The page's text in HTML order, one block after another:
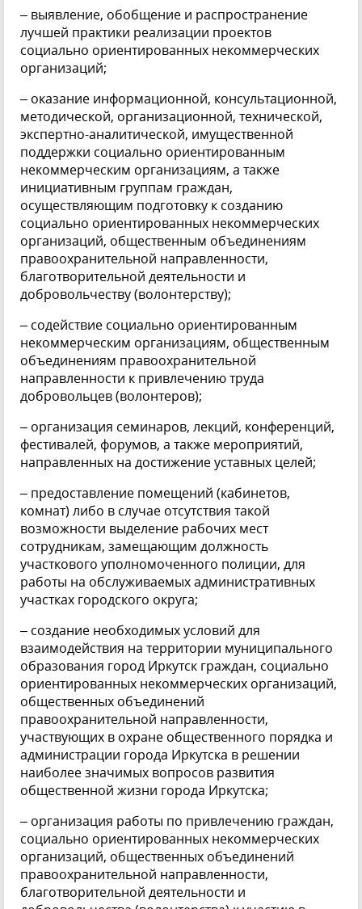
– выявление, обобщение и распространение
лучшей практики реализации проектов
социально ориентированных некоммерческих
организаций;
– оказание информационной, консультационной,
методической, организационной, технической,
экспертно-аналитической, имущественной
поддержки социально ориентированным
некоммерческим организациям, а также
инициативным группам граждан,
осуществляющим подготовку к созданию
социально ориентированных некоммерческих
организаций, общественным объединениям
правоохранительной направленности,
благотворительной деятельности и
добровольчеству (волонтерству);
– содействие социально ориентированным
некоммерческим организациям, общественным
объединениям правоохранительной
направленности к привлечению труда
добровольцев (волонтеров);
– организация семинаров, лекций, конференций,
фестивалей, форумов, а также мероприятий,
направленных на достижение уставных целей;
– предоставление помещений (кабинетов,
комнат) либо в случае отсутствия такой
возможности выделение рабочих мест
сотрудникам, замещающим должность
участкового уполномоченного полиции, для
работы на обслуживаемых административных
участках городского округа;
– создание необходимых условий для
взаимодействия на территории муниципального
образования город Иркутск граждан, социально
ориентированных некоммерческих организаций,
общественных объединений
правоохранительной направленности,
участвующих в охране общественного порядка и
администрации города Иркутска в решении
наиболее значимых вопросов развития
общественной жизни города Иркутска;
– организация работы по привлечению граждан,
социально ориентированных некоммерческих
организаций, общественных объединений
правоохранительной направленности,
благотворительной деятельности и